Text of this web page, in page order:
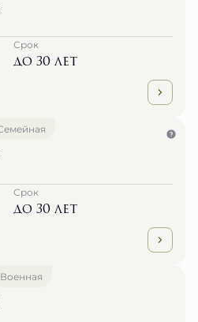
до 30 лет
до 30 лет